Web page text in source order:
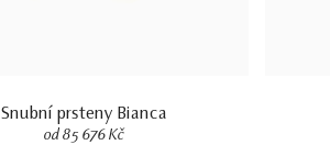
Snubní prsteny Bianca
od 85 676 Kč